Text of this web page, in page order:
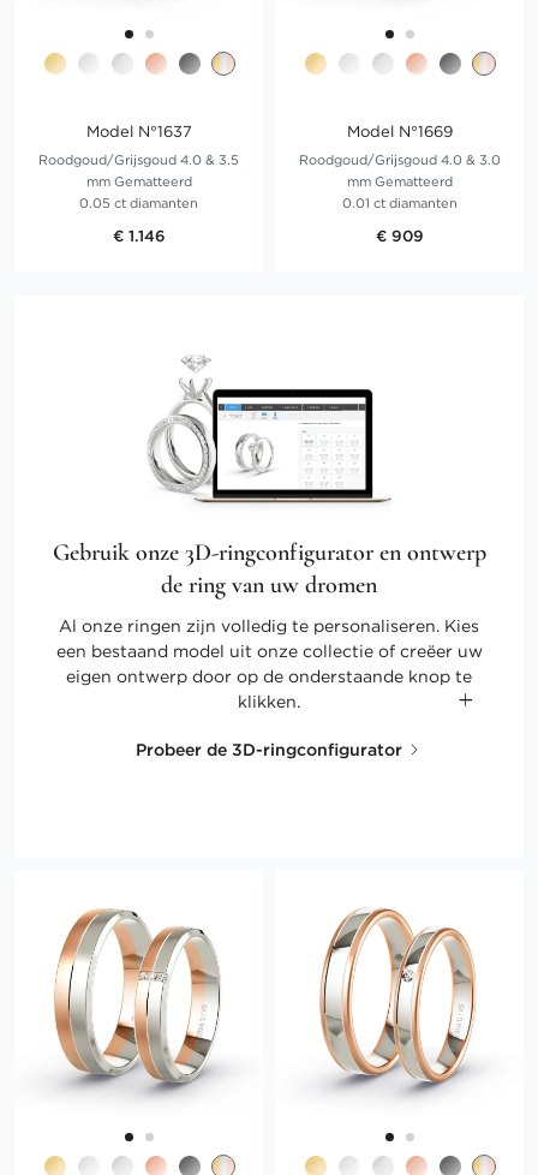
Model N°1637
Roodgoud/Grijsgoud 4.0 & 3.5
mm Gematteerd
0.05 ct diamanten
€ 1.146
Model N°1669
Roodgoud/Grijsgoud 4.0 & 3.0
mm Gematteerd
0.01 ct diamanten
€ 909
Gebruik onze 3D-ringconfigurator en ontwerp
de ring van uw dromen
Al onze ringen zijn volledig te personaliseren. Kies
een bestaand model uit onze collectie of creëer uw
eigen ontwerp door op de onderstaande knop te
klikken.
Probeer de 3D-ringconfigurator